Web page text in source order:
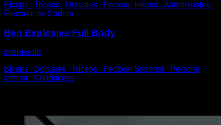
Bíceps ∙ Tríceps ∙ Dorsales ∙ Pectoral Inferior ∙ Abdominales ∙
Flexores de Cadera
Ben Explosive Full Body
Intermedio
Bíceps ∙ Dorsales ∙ Tríceps ∙ Pectoral Superior ∙ Pectoral
Inferior ∙ Cuádriceps